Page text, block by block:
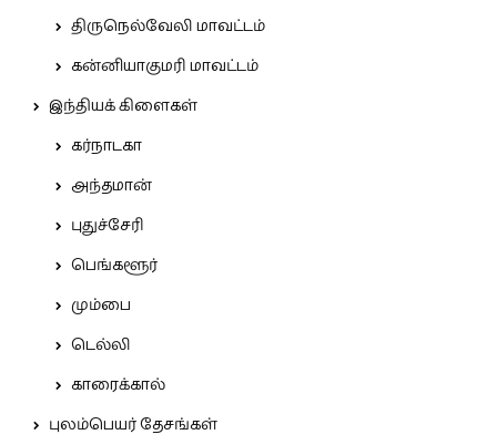
திருநெல்வேலி மாவட்டம்
கன்னியாகுமரி மாவட்டம்
இந்தியக் கிளைகள்
கர்நாடகா
அந்தமான்
புதுச்சேரி
பெங்களூர்
மும்பை
டெல்லி
காரைக்கால்
புலம்பெயர் தேசங்கள்